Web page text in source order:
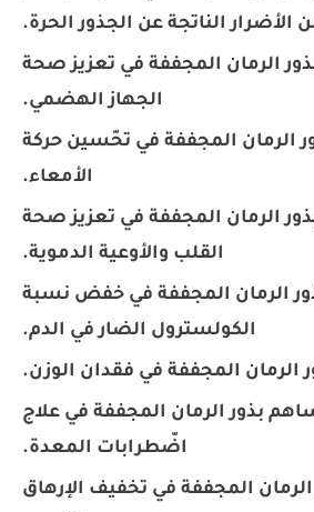
الأضرار الناتجة عن الجذور الحرة.
الرمان المجففة في تعزيز صحة
الجهاز الهضمي.
الرمان المجففة في تحّسين حركة
الأمعاء.
الرمان المجففة في تعزيز صحة
القلب والأوعية الدموية.
الرمان المجففة في خفض نسبة
الكولسترول الضار في الدم.
الرمان المجففة في فقدان الوزن.
بذور الرمان المجففة في علاج
اضّطرابات المعدة.
المجففة في تخفيف الإرهاق